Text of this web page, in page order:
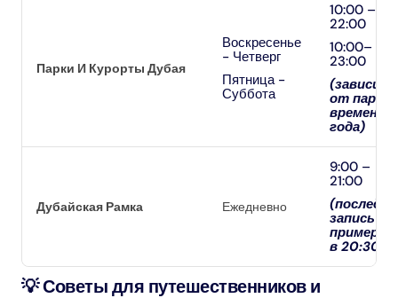
Парки И Курорты Дубая
Воскресенье
- Четверг
Пятница -
Суббота
10:00 –
22:00
10:00–
23:00
(зависит
от парка
времени
года)
Дубайская Рамка Ежедневно
9:00 –
21:00
запись
примерно
в 20:30)
💡 Советы для путешественников и